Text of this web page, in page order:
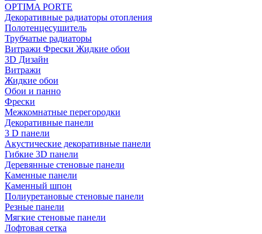
OPTIMA PORTE
Декоративные радиаторы отопления
Полотенцесушитель
Трубчатые радиаторы
Витражи Фрески Жидкие обои
3D Дизайн
Витражи
Жидкие обои
Обои и панно
Фрески
Межкомнатные перегородки
Декоративные панели
3 D панели
Акустические декоративные панели
Гибкие 3D панели
Деревянные стеновые панели
Каменные панели
Каменный шпон
Полиуретановые стеновые панели
Резные панели
Мягкие стеновые панели
Лофтовая сетка